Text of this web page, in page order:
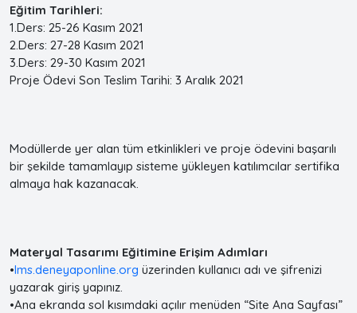
Eğitim Tarihleri:
1.Ders: 25-26 Kasım 2021
2.Ders: 27-28 Kasım 2021
3.Ders: 29-30 Kasım 2021
Proje Ödevi Son Teslim Tarihi: 3 Aralık 2021
Modüllerde yer alan tüm etkinlikleri ve proje ödevini başarılı
bir şekilde tamamlayıp sisteme yükleyen katılımcılar sertifika
almaya hak kazanacak.
Materyal Tasarımı Eğitimine Erişim Adımları
•lms.deneyaponline.org üzerinden kullanıcı adı ve şifrenizi
yazarak giriş yapınız.
•Ana ekranda sol kısımdaki açılır menüden “Site Ana Sayfası”